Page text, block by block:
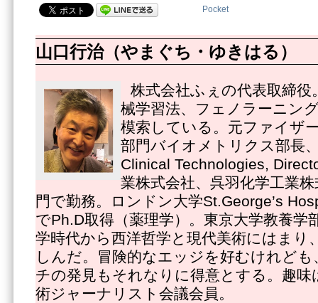
Pocket
山口行治（やまぐち・ゆきはる）
株式会社ふぇの代表取締
械学習法、フェノラーニン
模索している。元ファイザ
部門バイオメトリクス部長
Clinical Technologies,
業株式会社、呉羽化学工業
門で勤務。ロンドン大学St.George’s
でPh.D取得（薬理学）。東京大学教養学
学時代から西洋哲学と現代美術にはまり
しんだ。冒険的なエッジを好むけれど
チの発見もそれなりに得意とする。趣味
術ジャーナリスト会議会員。